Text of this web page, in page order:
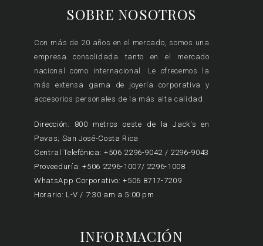
SOBRE NOSOTROS
Con más de 20 años en el mercado, somos una
empresa consolidada tanto en el mercado
nacional como internacional. Le ofrecemos la
más extensa gama de joyería corporativa y
accesorios personales de la más alta calidad.
Dirección: 800 metros oeste de la Jack's en
Pavas; San José-Costa Rica
Central Telefónica: +506 2296-9042 / 2296-9043
Proveeduría: +506 2296-1007/ 2296-1008
WhatsApp Corporativo: +506 8717-7209
Horario: L-V / 7:30 am a 5:00 pm
INFORMACIÓN